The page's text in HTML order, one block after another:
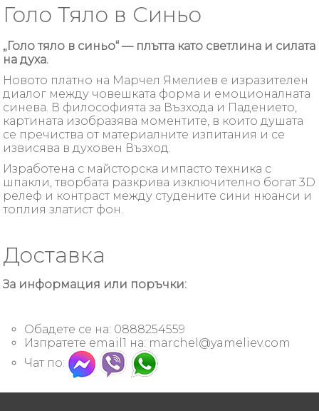
Голо Тяло в Синьо
„Голо тяло в синьо“ — плътта като светлина и силата
на духа.
Новото платно на Марчел Ямелиев е изразителен
диалог между човешката форма и емоционалната
синева. В философията за Възхода и Падението,
картината изобразява моментите, в които душата
се пречиства от материалните изпитания и се
извисява в духовен Възход.
Изработена с майсторска импасто техника с
шпакли, творбата разкрива изключително богат 3D
релеф и контраст между студените сини нюанси и
топлия златист фон.
Доставка
За информация или поръчки:
Обадете се на: 0888254559
Изпратете email1 на: marchel@yameliev.com
Чат по: